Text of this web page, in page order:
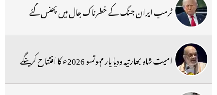
ٹرمپ ایران جنگ کے خطرناک جال میں پھنس گئے
امیت شاہ بھارتیہ ودیا پار مہوتسو 2026ء کا افتتاح کرینگے